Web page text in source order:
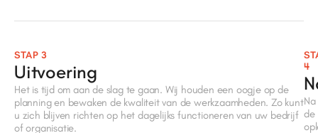
STAP 3
Uitvoering
Het is tijd om aan de slag te gaan. Wij houden een oogje op de
planning en bewaken de kwaliteit van de werkzaamheden. Zo kunt
u zich blijven richten op het dagelijks functioneren van uw bedrijf
of organisatie.
4
Na
de